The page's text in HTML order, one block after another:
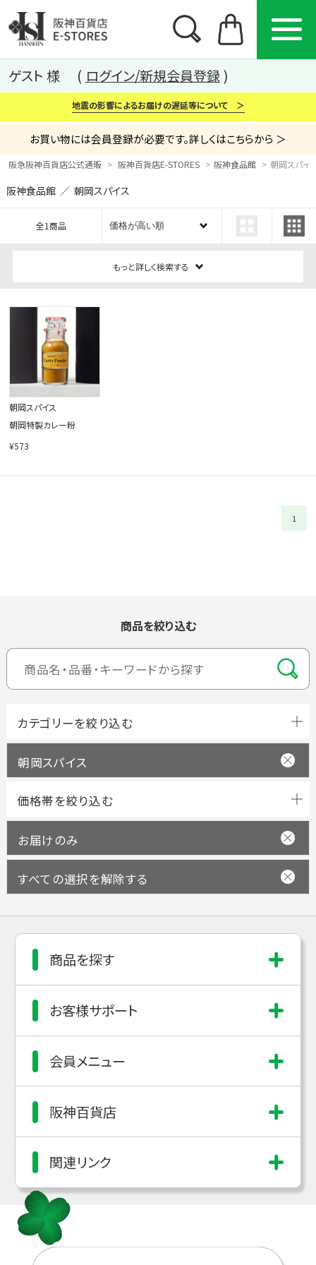
カテゴリー ブランド
ゲスト 様 ログイン/新規会員登録
地震の影響によるお届けの遅延等について ＞
お買い物には会員登録が必要です。詳しくはこちらから ＞
阪急阪神百貨店公式通販 阪神百貨店E-STORES 阪神食品館 朝岡スパイ
阪神食品館 ／ 朝岡スパイス
全1商品
もっと詳しく検索する
朝岡スパイス
朝岡特製カレー粉
¥573
1
商品を絞り込む
朝岡スパイス
お届けのみ
すべての選択を解除する
商品を探す
お客様サポート
会員メニュー
阪神百貨店
関連リンク